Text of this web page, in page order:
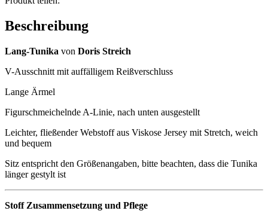
Reißverschluss
Menge
Beschreibung
Lang-Tunika von Doris Streich
V-Ausschnitt mit auffälligem Reißverschluss
Lange Ärmel
Figurschmeichelnde A-Linie, nach unten ausgestellt
Leichter, fließender Webstoff aus Viskose Jersey mit Stretch, weich
und bequem
Sitz entspricht den Größenangaben, bitte beachten, dass die Tunika
länger gestylt ist
Stoff Zusammensetzung und Pflege